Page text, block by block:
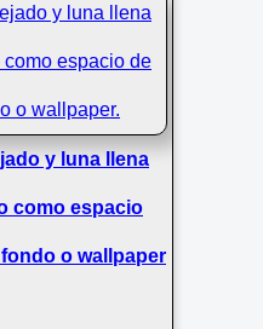
y luna llena
como espacio
o wallpaper